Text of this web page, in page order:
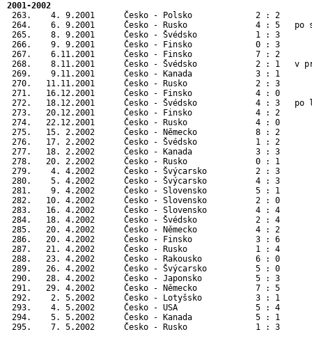
2001-2002
263.    4. 9.2001      Česko - Polsko             2 : 2
264.    6. 9.2001      Česko - Rusko              4 : 5   po
265.    8. 9.2001      Česko - Švédsko            1 : 3
266.    9. 9.2001      Česko - Finsko             0 : 3
267.    6.11.2001      Česko - Finsko             7 : 2
268.    8.11.2001      Česko - Švédsko            2 : 1   v
269.    9.11.2001      Česko - Kanada             3 : 1
270.   11.11.2001      Česko - Rusko              2 : 3
271.   16.12.2001      Česko - Finsko             4 : 0
272.   18.12.2001      Česko - Švédsko            4 : 3   po
273.   20.12.2001      Česko - Finsko             4 : 2
274.   22.12.2001      Česko - Rusko              4 : 0
275.   15. 2.2002      Česko - Německo
276.   17. 2.2002      Česko - Švédsko
277.   18. 2.2002      Česko - Kanada
278.   20. 2.2002      Česko - Rusko
279.    4. 4.2002      Česko - Švýcarsko          2 : 3
280.    5. 4.2002      Česko - Švýcarsko          4 : 3
281.    9. 4.2002      Česko - Slovensko          5 : 1
282.   10. 4.2002      Česko - Slovensko          2 : 0
283.   16. 4.2002      Česko - Slovensko          4 : 4
284.   18. 4.2002      Česko - Švédsko            2 : 4
285.   20. 4.2002      Česko - Německo            4 : 2
286.   20. 4.2002      Česko - Finsko             3 : 6
287.   21. 4.2002      Česko - Rusko              1 : 4
288.   23. 4.2002      Česko - Rakousko           6 : 0
289.   26. 4.2002      Česko - Švýcarsko
290.   28. 4.2002      Česko - Japonsko
291.   29. 4.2002      Česko - Německo
292.    2. 5.2002      Česko - Lotyšsko
293.    4. 5.2002      Česko - USA
294.    5. 5.2002      Česko - Kanada
295.    7. 5.2002      Česko - Rusko